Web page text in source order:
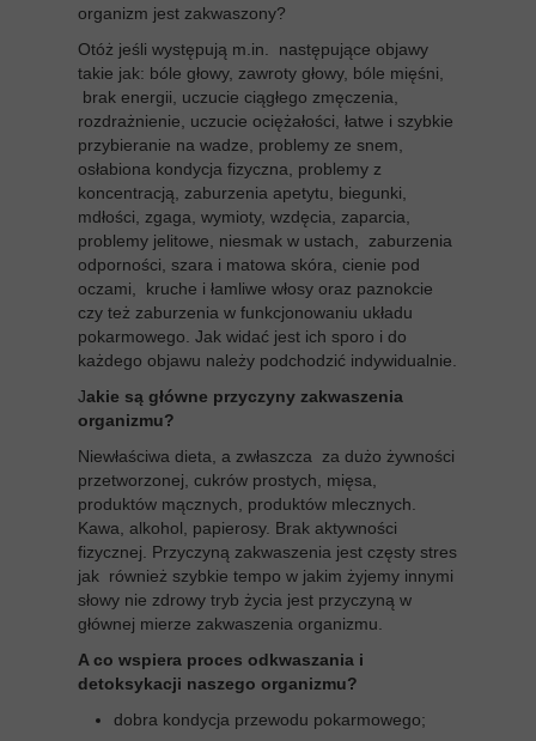
organizm jest zakwaszony?
Otóż jeśli występują m.in. następujące objawy
takie jak: bóle głowy, zawroty głowy, bóle mięśni,
brak energii, uczucie ciągłego zmęczenia,
rozdrażnienie, uczucie ociężałości, łatwe i szybkie
przybieranie na wadze, problemy ze snem,
osłabiona kondycja fizyczna, problemy z
koncentracją, zaburzenia apetytu, biegunki,
mdłości, zgaga, wymioty, wzdęcia, zaparcia,
problemy jelitowe, niesmak w ustach, zaburzenia
odporności, szara i matowa skóra, cienie pod
oczami, kruche i łamliwe włosy oraz paznokcie
czy też zaburzenia w funkcjonowaniu układu
pokarmowego. Jak widać jest ich sporo i do
każdego objawu należy podchodzić indywidualnie.
Jakie są główne przyczyny zakwaszenia
organizmu?
Niewłaściwa dieta, a zwłaszcza za dużo żywności
przetworzonej, cukrów prostych, mięsa,
produktów mącznych, produktów mlecznych.
Kawa, alkohol, papierosy. Brak aktywności
fizycznej. Przyczyną zakwaszenia jest częsty stres
jak również szybkie tempo w jakim żyjemy innymi
słowy nie zdrowy tryb życia jest przyczyną w
głównej mierze zakwaszenia organizmu.
A co wspiera proces odkwaszania i
detoksykacji naszego organizmu?
dobra kondycja przewodu pokarmowego;